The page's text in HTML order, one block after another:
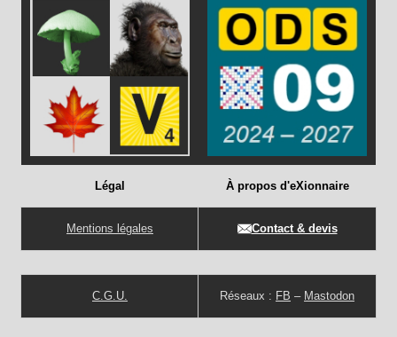
Légal
Mentions légales
C.G.U.
À propos d'eXionnaire
Contact & devis
Réseaux : FB – Mastodon